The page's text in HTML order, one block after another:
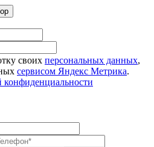
своих персональных данных,
сервисом Яндекс Метрика.
конфиденциальности